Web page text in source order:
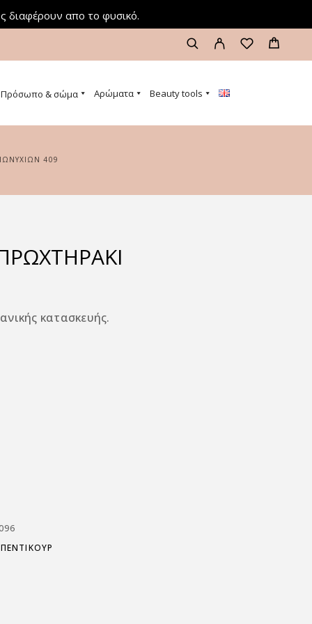
διαφέρουν απο το φυσικό.
Πρόσωπο & σώμα Αρώματα Beauty tools
409
κατασκευής.